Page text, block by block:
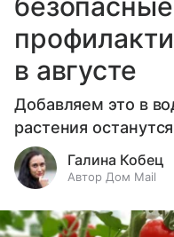
в августе
Добавляем это в
растения
Галина Кобец
Автор Дом Mail